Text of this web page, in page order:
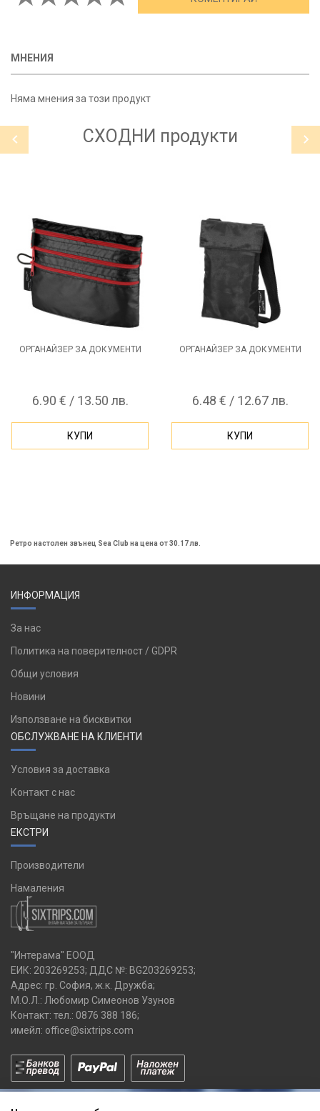
МНЕНИЯ
Няма мнения за този продукт
СХОДНИ продукти
ОРГАНАЙЗЕР ЗА ДОКУМЕНТИ
6.90 € / 13.50 лв.
КУПИ
ОРГАНАЙЗЕР ЗА ДОКУМЕНТИ
6.48 € / 12.67 лв.
КУПИ
Ретро настолен звънец Sea Club на цена от 30.17 лв.
ИНФОРМАЦИЯ
За нас
Политика на поверителност / GDPR
Общи условия
Новини
Използване на бисквитки
ОБСЛУЖВАНЕ НА КЛИЕНТИ
Условия за доставка
Контакт с нас
Връщане на продукти
ЕКСТРИ
Производители
Намаления
"Интерама" ЕООД
ЕИК: 203269253; ДДС №: BG203269253;
Адрес: гр. София, ж.к. Дружба;
М.О.Л.: Любомир Симеонов Узунов
Контакт: тел.: 0876 388 186;
имейл: office@sixtrips.com